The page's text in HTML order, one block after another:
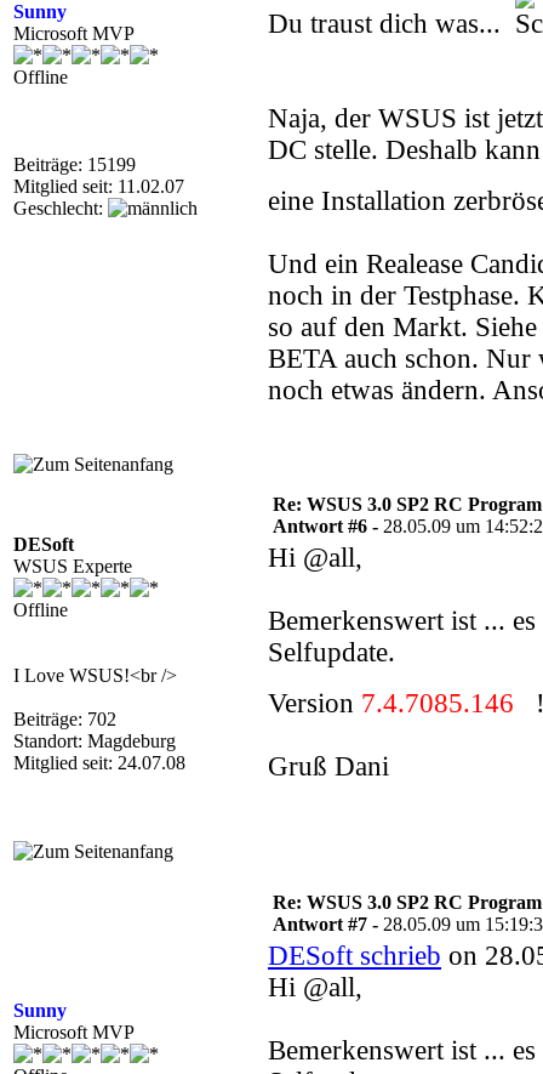
Sunny
Microsoft MVP
Offline
Beiträge: 15199
Mitglied seit: 11.02.07
Geschlecht:
Du traust dich was...
Naja, der WSUS ist
DC stelle. Deshalb
eine Installation
Und ein Realease
noch in der Testphase.
so auf den Markt.
BETA auch schon. Nur
noch etwas ändern.
DESoft
WSUS Experte
Offline
I Love WSUS!<br />
Beiträge: 702
Standort: Magdeburg
Mitglied seit: 24.07.08
Re: WSUS 3.0 SP2 RC
Antwort #6 - 28.05.09 um
Hi @all,
Bemerkenswert ist ...
Selfupdate.
Version 7.4.7085.146
Gruß Dani
Sunny
Microsoft MVP
Re: WSUS 3.0 SP2 RC
Antwort #7 - 28.05.09 um
DESoft schrieb on
Hi @all,
Bemerkenswert ist ...